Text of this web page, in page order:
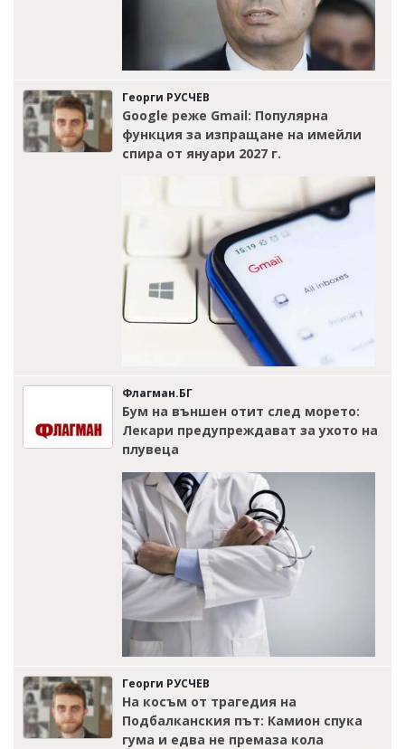
Георги РУСЧЕВ
Google реже Gmail: Популярна
функция за изпращане на имейли
спира от януари 2027 г.
Флагман.БГ
Бум на външен отит след морето:
Лекари предупреждават за ухото на
плувеца
Георги РУСЧЕВ
На косъм от трагедия на
Подбалканския път: Камион спука
гума и едва не премаза кола